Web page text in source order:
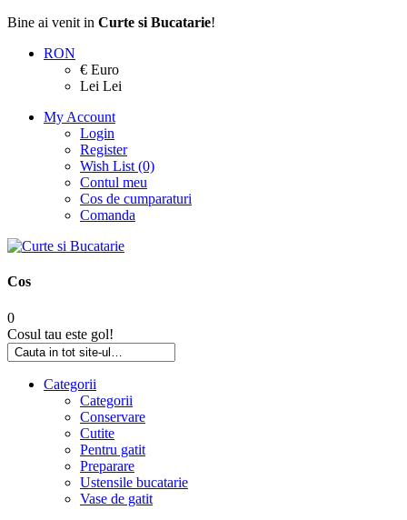
Bine ai venit in Curte si Bucatarie!
RON
€ Euro
Lei Lei
My Account
Login
Register
Wish List (0)
Contul meu
Cos de cumparaturi
Comanda
Cos
0
Cosul tau este gol!
Categorii
Categorii
Conservare
Cutite
Pentru gatit
Preparare
Ustensile bucatarie
Vase de gatit